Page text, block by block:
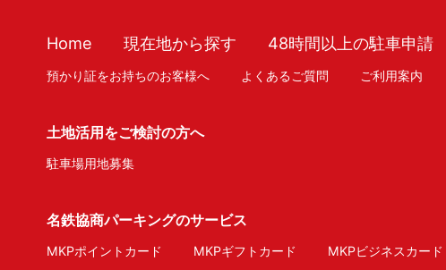
Home 現在地から探す 48時間以上の駐車申請
預かり証をお持ちのお客様へ よくあるご質問 ご利用案内
土地活用をご検討の方へ
駐車場用地募集
名鉄協商パーキングのサービス
MKPポイントカード MKPギフトカード MKPビジネスカード